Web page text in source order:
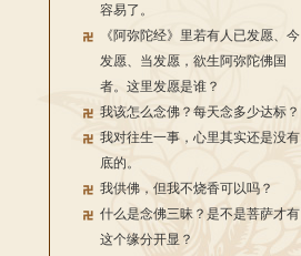
容易了。
《阿弥陀经》里若有人已发愿、今
发愿、当发愿，欲生阿弥陀佛国
者。这里发愿是谁？
我该怎么念佛？每天念多少达标？
我对往生一事，心里其实还是没有
底的。
我供佛，但我不烧香可以吗？
什么是念佛三昧？是不是菩萨才有
这个缘分开显？